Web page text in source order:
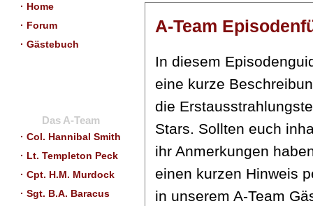
· Home
· Forum
· Gästebuch
Das A-Team
· Col. Hannibal Smith
· Lt. Templeton Peck
· Cpt. H.M. Murdock
· Sgt. B.A. Baracus
A-Team
In diesem
eine kurze
die
Stars. Sollten euch
ihr Anmerkungen
einen kurzen Hinweis
in unserem A-Team